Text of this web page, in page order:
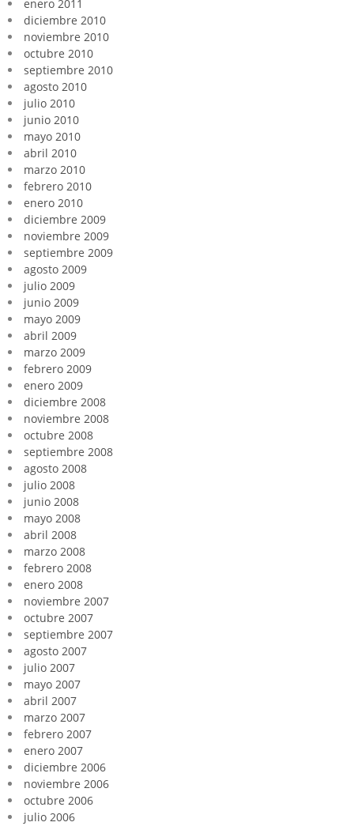
enero 2011
diciembre 2010
noviembre 2010
octubre 2010
septiembre 2010
agosto 2010
julio 2010
junio 2010
mayo 2010
abril 2010
marzo 2010
febrero 2010
enero 2010
diciembre 2009
noviembre 2009
septiembre 2009
agosto 2009
julio 2009
junio 2009
mayo 2009
abril 2009
marzo 2009
febrero 2009
enero 2009
diciembre 2008
noviembre 2008
octubre 2008
septiembre 2008
agosto 2008
julio 2008
junio 2008
mayo 2008
abril 2008
marzo 2008
febrero 2008
enero 2008
noviembre 2007
octubre 2007
septiembre 2007
agosto 2007
julio 2007
mayo 2007
abril 2007
marzo 2007
febrero 2007
enero 2007
diciembre 2006
noviembre 2006
octubre 2006
julio 2006